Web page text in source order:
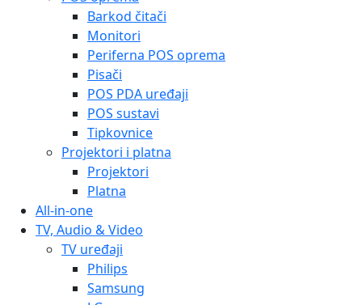
Barkod čitači
Monitori
Periferna POS oprema
Pisači
POS PDA uređaji
POS sustavi
Tipkovnice
Projektori i platna
Projektori
Platna
All-in-one
TV, Audio & Video
TV uređaji
Philips
Samsung